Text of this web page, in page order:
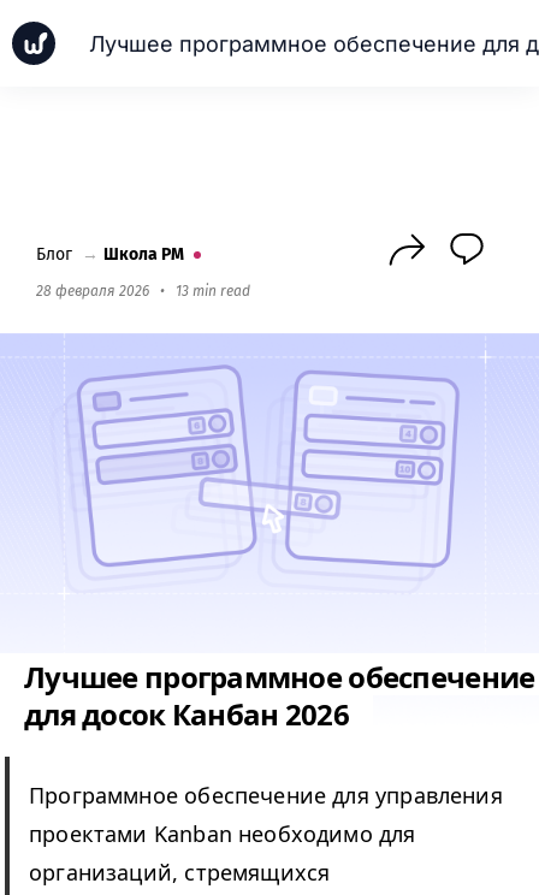
Блог → Школа PM
28 февраля 2026 • 13 min read
Лучшее программное обеспечение
для досок Канбан 2026
Программное обеспечение для управления
проектами Kanban необходимо для
организаций, стремящихся